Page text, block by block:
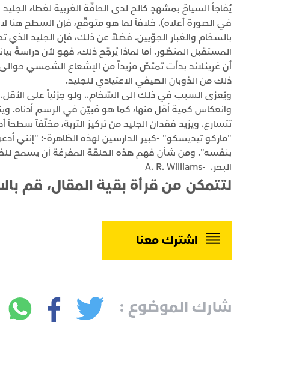
في الصورة أعلاه). خلافاً لما هو متوقّع، فإن السطح
بالسخام والغبار الجوّيين. فضلاً عن ذلك، فإن الجليد
ذلك من الذوبان الصيفي الاعتيادي للجليد.
ويُعزى السبب في ذلك إلى السّخام.. ولو جزئياً على
وانعكاس كمية أقل منها، كما هو مُبيَّن في الرسم أدناه.
تتسارع. ويزيد فقدان الجليد من تركيز التربة، مخلّفاً
"ماركو تيديسكو" -كبير الدارسين لهذه الظاهرة-: "إنني
بنفسه". ومن شأن فهم هذه الحلقة المفرغة أن يسمح
البحر. -A. R. Williams
لتتمكن من قرأة بقية المقال، قم
اشترك معنا
شارك الموضوع :